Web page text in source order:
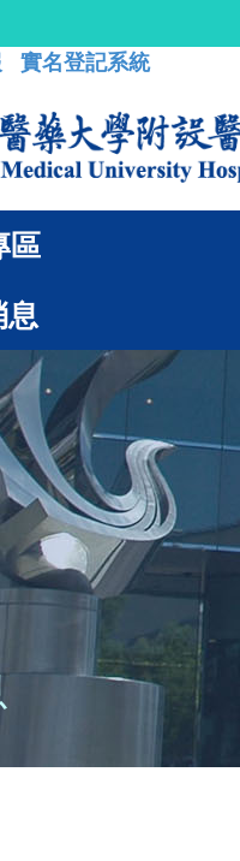
實名登記系統
區
息